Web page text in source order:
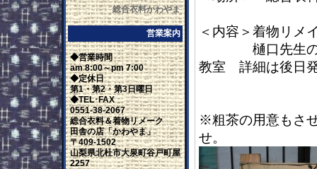
総合衣料かわやま
営業案内
◆営業時間
am 8:00～pm 7:00
◆定休日
第1・第2・第3日曜日
◆TEL･FAX
0551-38-2067
総合衣料＆着物リメーク
田舎の店「かわやま」
〒409-1502
山梨県北杜市大泉町谷戸町屋
2257
＜内容＞着物リメ
樋口先生の布
教室 詳細は後日
※粗茶の用意もさ
せ。